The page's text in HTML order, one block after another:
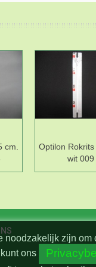
cm.
Optilon Rokrits
wit 009
zijn
ons